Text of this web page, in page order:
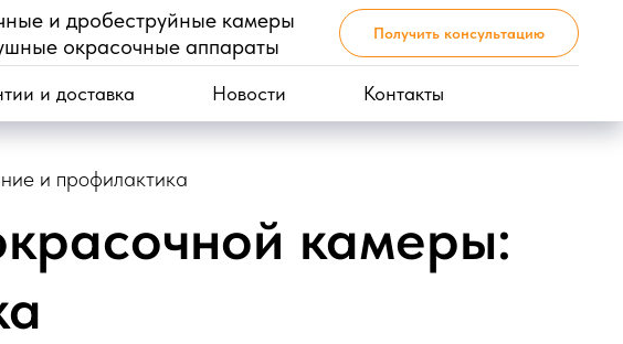
и дробеструйные камеры
окрасочные аппараты
Получить консультацию
и доставка Новости Контакты
и профилактика
камеры: